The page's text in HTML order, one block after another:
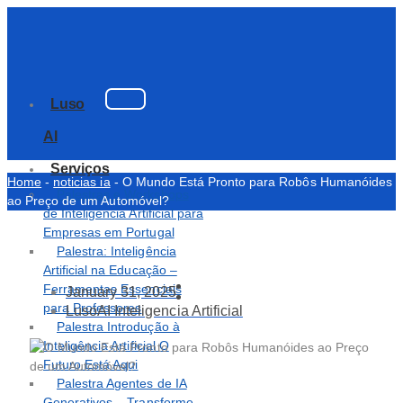
Luso
AI
Serviços
Palestras e Workshops
de Inteligência Artificial para
Empresas em Portugal
Palestra: Inteligência
Artificial na Educação –
Ferramentas Essenciais
para Professores
Palestra Introdução à
Inteligência Artificial O
Futuro Está Aqui
Palestra Agentes de IA
Home - noticias ia - O Mundo Está Pronto para Robôs Humanóides
ao Preço de um Automóvel?
January 31, 2025
LusoAI Inteligencia Artificial